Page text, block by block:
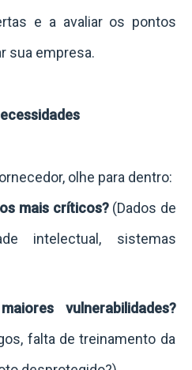
e a avaliar os pontos
sua empresa.
olhe para dentro:
mais críticos?(Dados de
intelectual, sistemas
vulnerabilidades?
falta de treinamento da